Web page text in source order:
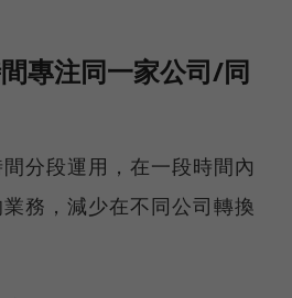
專注同一家公司/同
分段運用，在一段時間內
務，減少在不同公司轉換